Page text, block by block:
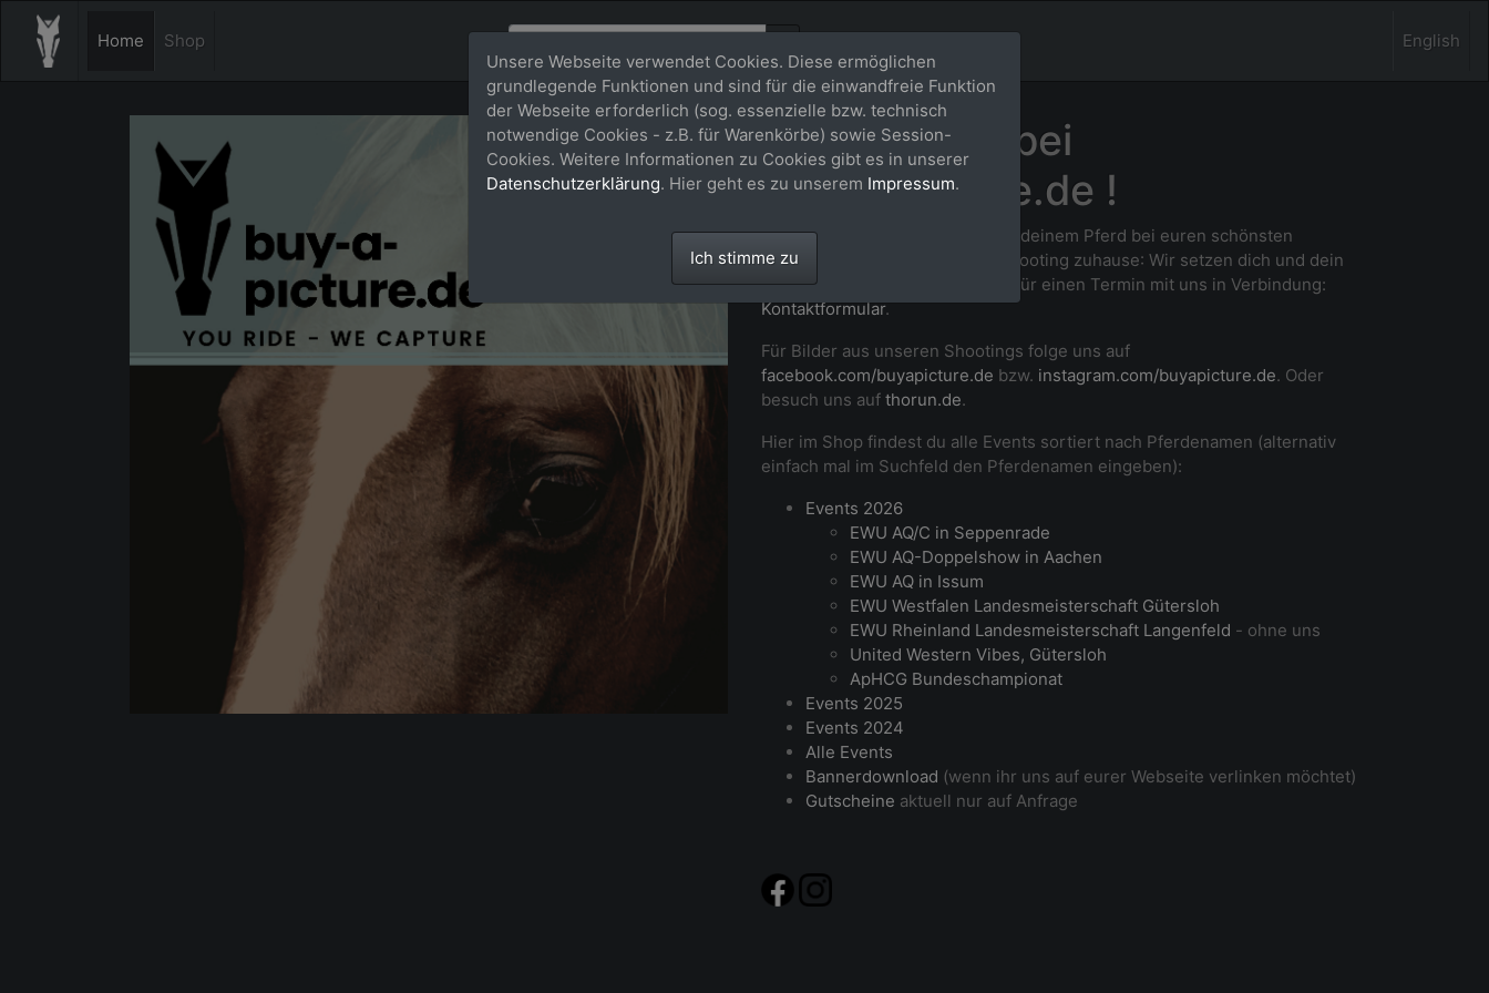
Home Shop English
Willkommen bei
buy-a-picture.de !
Professionelle Fotos von dir und deinem Pferd bei euren schönsten
Momenten auf Turnier und im Shooting zuhause: Wir setzen dich und dein
Pferd in Szene. Setz dich gerne für einen Termin mit uns in Verbindung:
Kontaktformular.
Für Bilder aus unseren Shootings folge uns auf
facebook.com/buyapicture.de bzw. instagram.com/buyapicture.de. Oder
besuch uns auf thorun.de.
Hier im Shop findest du alle Events sortiert nach Pferdenamen (alternativ
einfach mal im Suchfeld den Pferdenamen eingeben):
Events 2026
EWU AQ/C in Seppenrade
EWU AQ-Doppelshow in Aachen
EWU AQ in Issum
EWU Westfalen Landesmeisterschaft Gütersloh
EWU Rheinland Landesmeisterschaft Langenfeld - ohne uns
United Western Vibes, Gütersloh
ApHCG Bundeschampionat
Events 2025
Events 2024
Alle Events
Bannerdownload (wenn ihr uns auf eurer Webseite verlinken möchtet)
Gutscheine aktuell nur auf Anfrage
Unsere Webseite verwendet Cookies. Diese ermöglichen
grundlegende Funktionen und sind für die einwandfreie Funktion
der Webseite erforderlich (sog. essenzielle bzw. technisch
notwendige Cookies - z.B. für Warenkörbe) sowie Session-
Cookies. Weitere Informationen zu Cookies gibt es in unserer
Datenschutzerklärung. Hier geht es zu unserem Impressum.
Ich stimme zu